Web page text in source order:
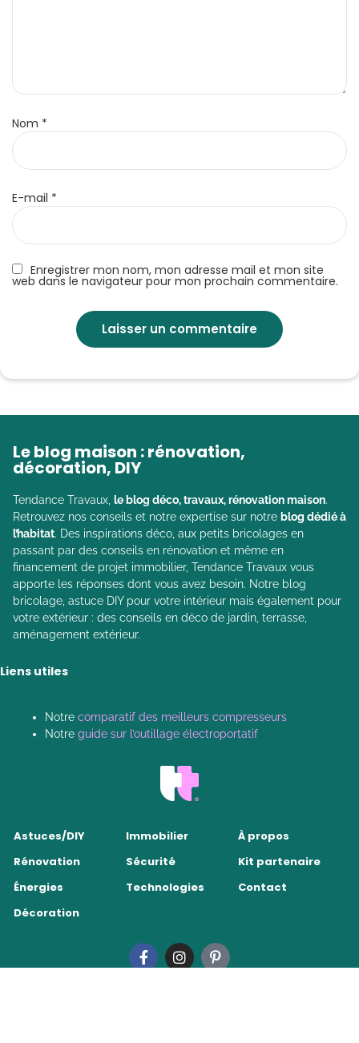
Enregistrer mon nom, mon adresse mail et mon site
web dans le navigateur pour mon prochain commentaire.
Nom *
E-mail *
Le blog maison : rénovation,
décoration, DIY
Tendance Travaux, le blog déco, travaux, rénovation maison.
Retrouvez nos conseils et notre expertise sur notre blog dédié à
l’habitat. Des inspirations déco, aux petits bricolages en
passant par des conseils en rénovation et même en
financement de projet immobilier, Tendance Travaux vous
apporte les réponses dont vous avez besoin. Notre blog
bricolage, astuce DIY pour votre intérieur mais également pour
votre extérieur : des conseils en déco de jardin, terrasse,
aménagement extérieur.
Liens utiles
Notre comparatif des meilleurs compresseurs
Notre guide sur l’outillage électroportatif
Astuces/DIY
Rénovation
Énergies
Décoration
Immobilier
Sécurité
Technologies
À propos
Kit partenaire
Contact